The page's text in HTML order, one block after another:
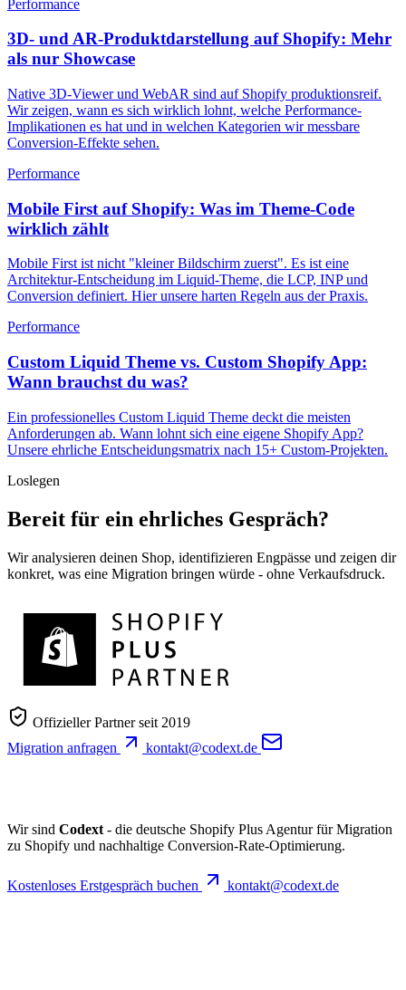
Performance
3D- und AR-Produktdarstellung auf Shopify: Mehr
als nur Showcase
Native 3D-Viewer und WebAR sind auf Shopify produktionsreif.
Wir zeigen, wann es sich wirklich lohnt, welche Performance-
Implikationen es hat und in welchen Kategorien wir messbare
Conversion-Effekte sehen.
Performance
Mobile First auf Shopify: Was im Theme-Code
wirklich zählt
Mobile First ist nicht "kleiner Bildschirm zuerst". Es ist eine
Architektur-Entscheidung im Liquid-Theme, die LCP, INP und
Conversion definiert. Hier unsere harten Regeln aus der Praxis.
Performance
Custom Liquid Theme vs. Custom Shopify App:
Wann brauchst du was?
Ein professionelles Custom Liquid Theme deckt die meisten
Anforderungen ab. Wann lohnt sich eine eigene Shopify App?
Unsere ehrliche Entscheidungsmatrix nach 15+ Custom-Projekten.
Loslegen
Bereit für ein ehrliches Gespräch?
Wir analysieren deinen Shop, identifizieren Engpässe und zeigen dir
konkret, was eine Migration bringen würde - ohne Verkaufsdruck.
Offizieller Partner seit 2019
Migration anfragen
kontakt@codext.de
Wir sind Codext - die deutsche Shopify Plus Agentur für Migration
zu Shopify und nachhaltige Conversion-Rate-Optimierung.
Kostenloses Erstgespräch buchen kontakt@codext.de